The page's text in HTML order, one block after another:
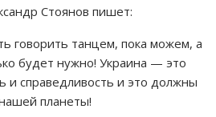
Стоянов пишет:
говорить танцем, пока можем, а
будет нужно! Украина — это
и справедливость и это должны
планеты!